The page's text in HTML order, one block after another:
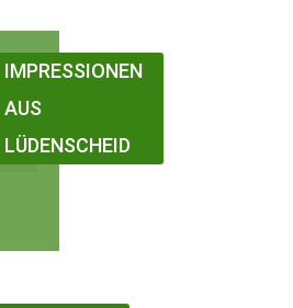
IMPRESSIONEN
AUS
LÜDENSCHEID